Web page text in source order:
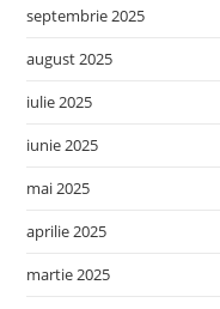
septembrie 2025
august 2025
iulie 2025
iunie 2025
mai 2025
aprilie 2025
martie 2025